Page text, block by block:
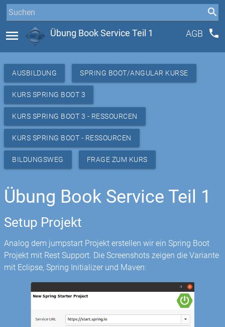
menu Übung Book Service Teil 1 AGB phone
AUSBILDUNG SPRING BOOT/ANGULAR KURSE
KURS SPRING BOOT 3
KURS SPRING BOOT 3 - RESSOURCEN
KURS SPRING BOOT - RESSOURCEN
BILDUNGSWEG FRAGE ZUM KURS
Übung Book Service Teil 1
Setup Projekt
Analog dem jumpstart Projekt erstellen wir ein Spring Boot
Projekt mit Rest Support. Die Screenshots zeigen die Variante
mit Eclipse, Spring Initializer und Maven: